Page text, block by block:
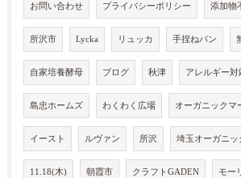
お問い合わせ プライバシーポリシー 添加物
所沢市 Lycka リュッカ 手捏ねパン
自家培養酵母 ブログ 秋津 アレルギー対
島忠ホームズ わくわく広場 オーガニックマ
イースト ルヴァン 所沢 埼玉オーガニッ
11.18(木) 朝霞市 クラフトGADEN モー